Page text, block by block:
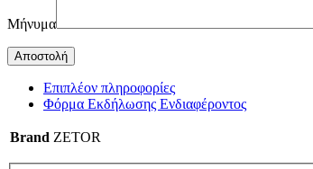
Μήνυμα
Επιπλέον πληροφορίες
Φόρμα Εκδήλωσης Ενδιαφέροντος
Brand ZETOR